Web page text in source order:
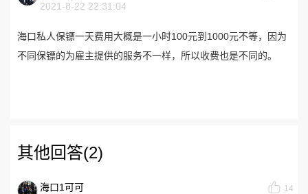
2021-8-22 22:31:04
海口私人保镖一天费用大概是一小时100元到1000元不等，因为
不同保镖的为雇主提供的服务不一样，所以收费也是不同的。
其他回答(2)
海口1可可
14